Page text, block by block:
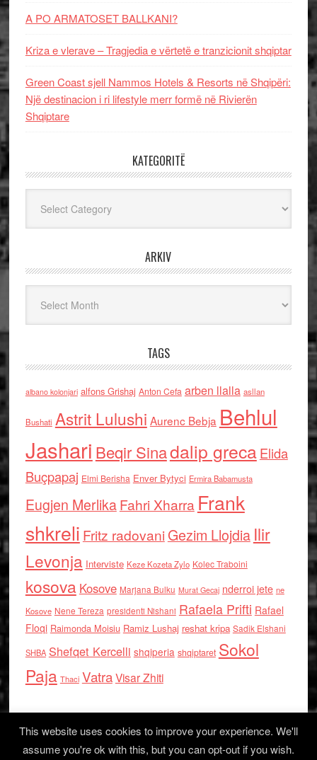
A PO ARMATOSET BALLKANI?
Kriza e vlerave – Tragjedia e vërtetë e tranzicionit shqiptar
Green Coast sjell Nammos Hotels & Resorts në Shqipëri:
Një destinacion i ri lifestyle merr formë në Rivierën
Shqiptare
KATEGORITË
ARKIV
TAGS
albano kolonjari alfons Grishaj Anton Cefa arben llalla asllan
Bushati Astrit Lulushi Aurenc Bebja Behlul
Jashari Beqir Sinadalip grecaElida
Buçpapaj Elmi Berisha Enver Bytyci Ermira Babamusta
Eugjen MerlikaFahri Xharra Frank
shkreli Fritz radovaniGezim Llojdia Ilir
Levonja Interviste Keze Kozeta Zylo Kolec Traboini
kosova Kosove Marjana Bulku Murat Gecaj nderroi jete ne
Kosove Nene Tereza presidenti Nishani Rafaela Prifti Rafael
Floqi Raimonda Moisiu Ramiz Lushaj reshat kripa Sadik Elshani
SHBA Shefqet Kercelli shqiperia shqiptaret Sokol
Paja Thaci VatraVisar Zhiti
This website uses cookies to improve your experience. We'll
assume you're ok with this, but you can opt-out if you wish.